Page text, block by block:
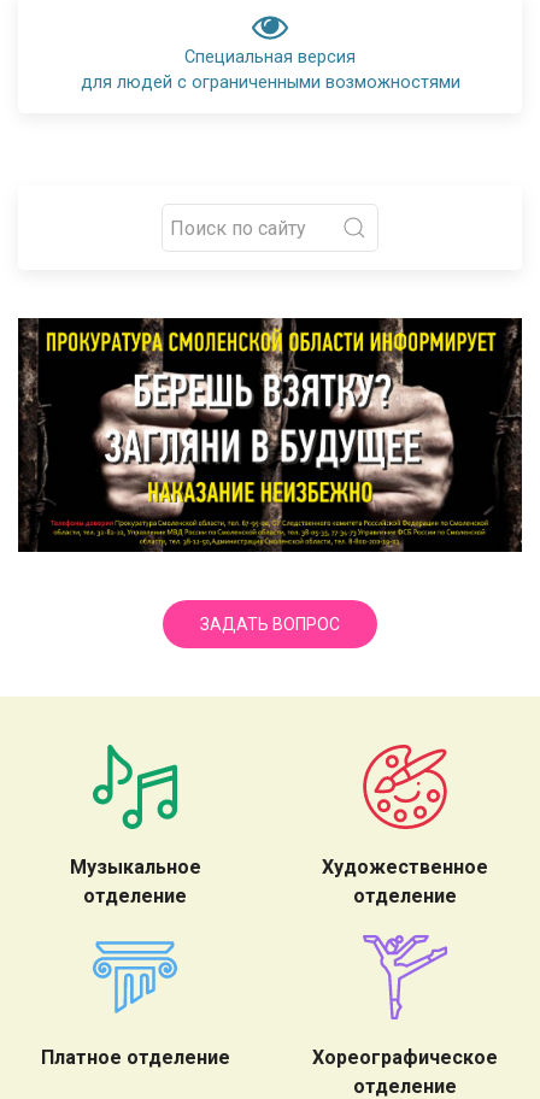
Специальная версия
для людей с ограниченными возможностями
ЗАДАТЬ ВОПРОС
Музыкальное
отделение
Художественное
отделение
Платное отделение
Хореографическое
отделение